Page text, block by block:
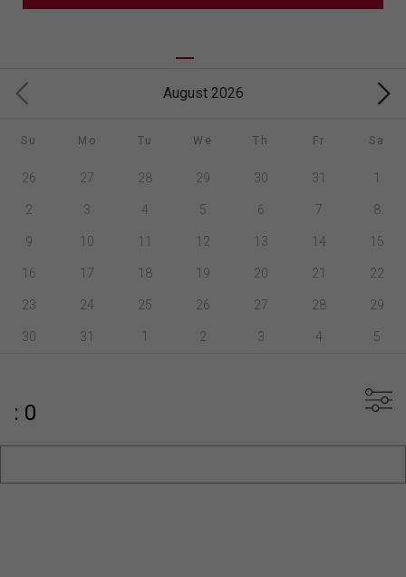
August 2026
Su Mo Tu We Th Fr Sa
26 27 28 29 30 31 1
2 3 4 5 6 7 8
9 10 11 12 13 14 15
16 17 18 19 20 21 22
23 24 25 26 27 28 29
30 31 1 2 3 4 5
: 0